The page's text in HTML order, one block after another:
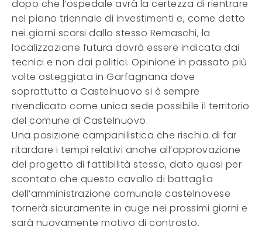
dopo che l’ospedale avrà la certezza di rientrare
nel piano triennale di investimenti e, come detto
nei giorni scorsi dallo stesso Remaschi, la
localizzazione futura dovrà essere indicata dai
tecnici e non dai politici. Opinione in passato più
volte osteggiata in Garfagnana dove
soprattutto a Castelnuovo si è sempre
rivendicato come unica sede possibile il territorio
del comune di Castelnuovo.
Una posizione campanilistica che rischia di far
ritardare i tempi relativi anche all’approvazione
del progetto di fattibilità stesso, dato quasi per
scontato che questo cavallo di battaglia
dell’amministrazione comunale castelnovese
tornerà sicuramente in auge nei prossimi giorni e
sarà nuovamente motivo di contrasto.